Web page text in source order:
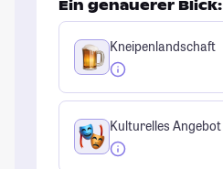
Ein genauerer Blick:
Kneipenlandschaft
Kulturelles Angebot